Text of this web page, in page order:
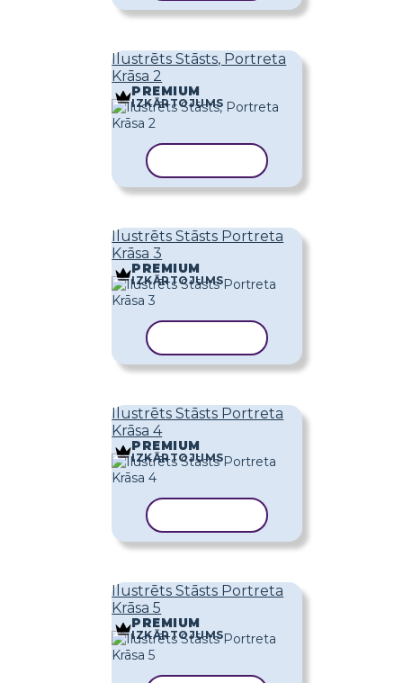
Ilustrēts Stāsts, Portreta
Krāsa 2
PREMIUM
IZKĀRTOJUMS
Ilustrēts Stāsts Portreta
Krāsa 3
PREMIUM
IZKĀRTOJUMS
Ilustrēts Stāsts Portreta
Krāsa 4
PREMIUM
IZKĀRTOJUMS
Ilustrēts Stāsts Portreta
Krāsa 5
PREMIUM
IZKĀRTOJUMS